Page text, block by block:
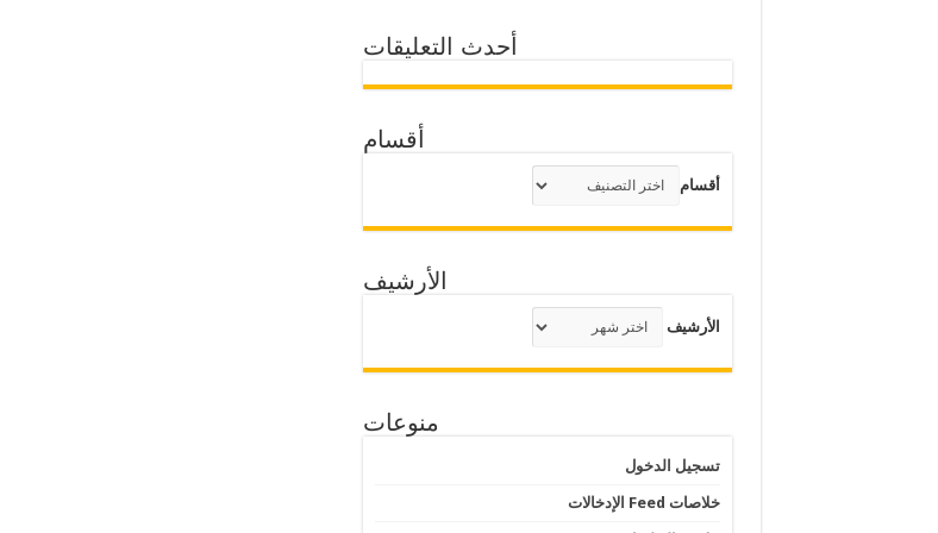
أحدث التعليقات
أقسام
أقسام
الأرشيف
الأرشيف
منوعات
تسجيل الدخول
خلاصات Feed الإدخالات